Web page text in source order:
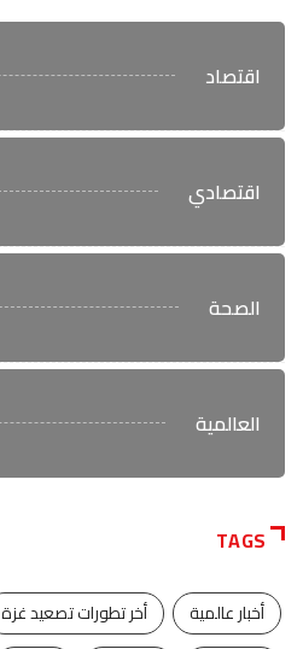
اقتصاد
اقتصادي
الصحة
العالمية
TAGS
أخبار عالمية أخر تطورات تصعيد غزة